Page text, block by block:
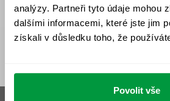
analýzy. Partneři tyto údaje mohou
dalšími informacemi, které jste jim
získali v důsledku toho, že
Povolit vše